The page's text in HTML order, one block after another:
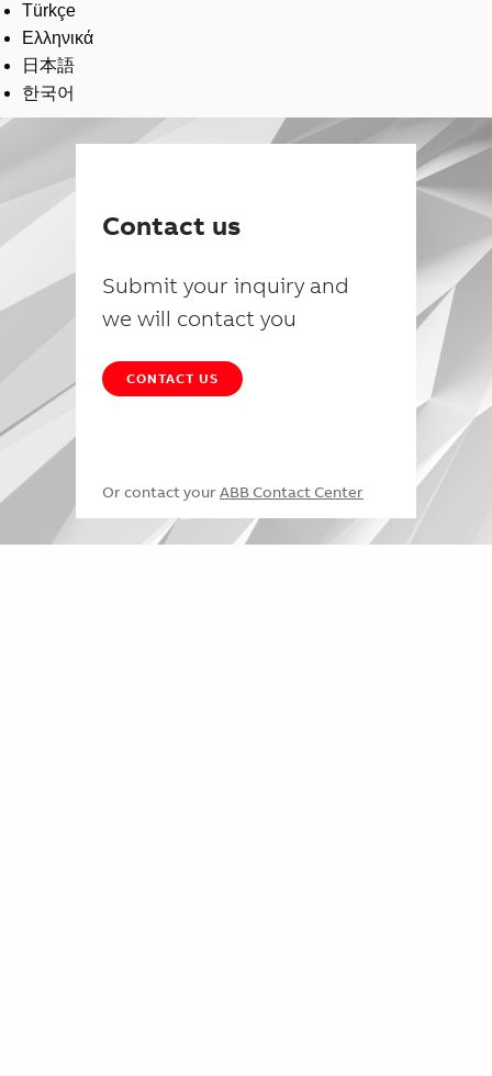
Türkçe
Ελληνικά
日本語
한국어
Contact us
Submit your inquiry and
we will contact you
CONTACT US
Or contact your ABB Contact Center